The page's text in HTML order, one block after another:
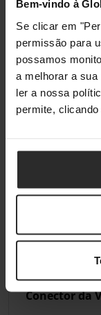
Bem-vindo à
Se clicar em
permissão para
possamos
a melhorar a sua
ler a nossa
permite,
Sistema de
Back Connect
Back Connect
Passagem
Conector da